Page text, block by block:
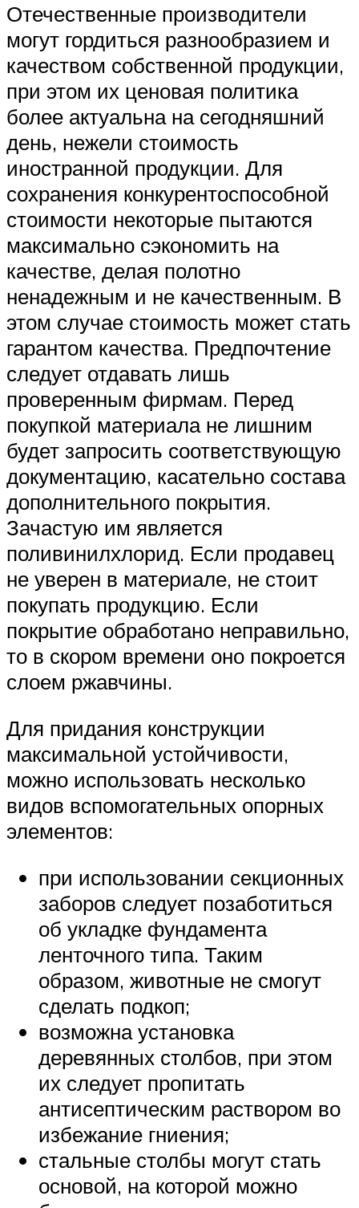
Отечественные производители
могут гордиться разнообразием и
качеством собственной продукции,
при этом их ценовая политика
более актуальна на сегодняшний
день, нежели стоимость
иностранной продукции. Для
сохранения конкурентоспособной
стоимости некоторые пытаются
максимально сэкономить на
качестве, делая полотно
ненадежным и не качественным. В
этом случае стоимость может стать
гарантом качества. Предпочтение
следует отдавать лишь
проверенным фирмам. Перед
покупкой материала не лишним
будет запросить соответствующую
документацию, касательно состава
дополнительного покрытия.
Зачастую им является
поливинилхлорид. Если продавец
не уверен в материале, не стоит
покупать продукцию. Если
покрытие обработано неправильно,
то в скором времени оно покроется
слоем ржавчины.
Для придания конструкции
максимальной устойчивости,
можно использовать несколько
видов вспомогательных опорных
элементов:
при использовании секционных
заборов следует позаботиться
об укладке фундамента
ленточного типа. Таким
образом, животные не смогут
сделать подкоп;
возможна установка
деревянных столбов, при этом
их следует пропитать
антисептическим раствором во
избежание гниения;
стальные столбы могут стать
основой, на которой можно